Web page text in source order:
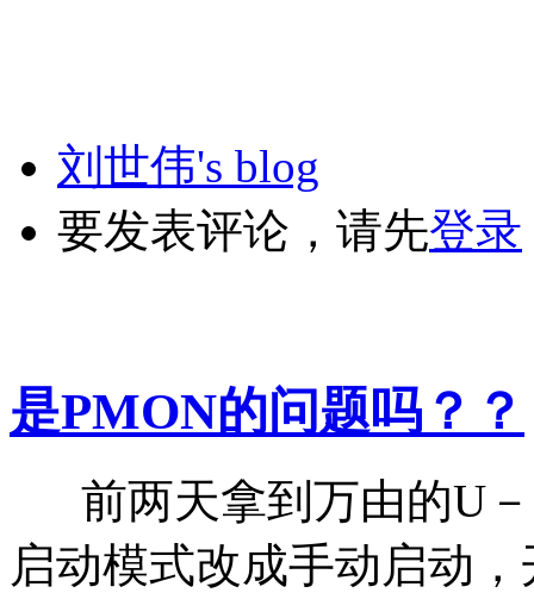
刘世伟's blog
要发表评论，请先登录
是PMON的问题吗？？
前两天拿到万由的U－
启动模式改成手动启动